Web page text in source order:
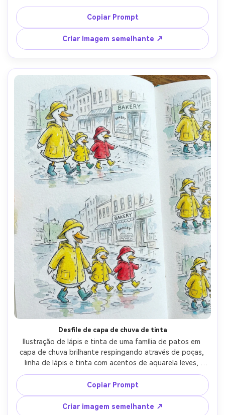
dormir, texturas de tecido suaves, céu estrelado, design
de personagens consistente através das páginas,
composição clara com espaço de texto no céu, lente de
85mm, profundidade de campo rasa-AR 4:5
Copiar Prompt
Criar imagem semelhante ↗
Desfile de capa de chuva de tinta
Ilustração de lápis e tinta de uma família de patos em
capa de chuva brilhante respingando através de poças,
linha de lápis e tinta com acentos de aquarela leves,
textura desenhada à mão, repetição rítmica página após
página sensação, expressões alegres, formas simples de
rua da cidade, personagem consistente através das
páginas, lente de 85mm, profundidade de campo rasa-AR
Copiar Prompt
Criar imagem semelhante ↗